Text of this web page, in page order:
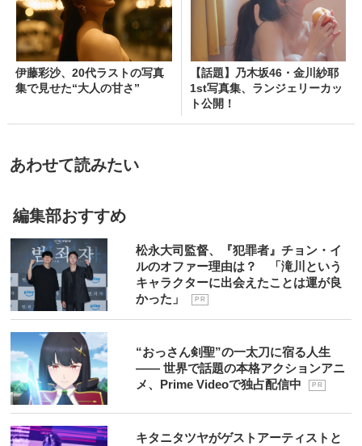
伊藤彩沙、20代ラストの写真
集で見せた“大人の甘さ”
【話題】乃木坂46・金川紗耶
1st写真集、ランジェリーカッ
ト公開！
あわせて読みたい
編集部おすすめ
松永大司監督、『犯罪者』チョン・イ
ルのオファー理由は？ 「滝川という
キャラクターに出会えたことは運が良
かった」
P R
“おっさん剣聖”の一太刀に宿る人生
―― 世界で話題の本格アクションアニ
メ、Prime Videoで独占配信中
P R
キタニタツヤがゲストアーティストと